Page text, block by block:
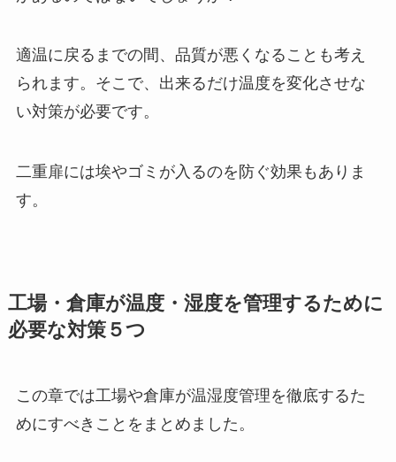
適温に戻るまでの間、品質が悪くなることも考え
られます。そこで、出来るだけ温度を変化させな
い対策が必要です。
二重扉には埃やゴミが入るのを防ぐ効果もありま
す。
工場・倉庫が温度・湿度を管理するために
必要な対策５つ
この章では工場や倉庫が温湿度管理を徹底するた
めにすべきことをまとめました。